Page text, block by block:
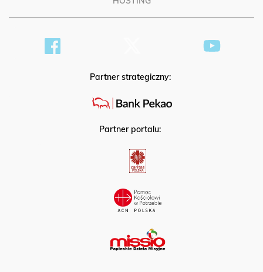
HOSTING
Partner strategiczny:
Partner portalu: